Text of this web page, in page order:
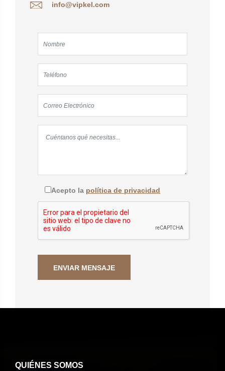
info@vipkel.com
Acepto la política de privacidad
QUIÉNES SOMOS